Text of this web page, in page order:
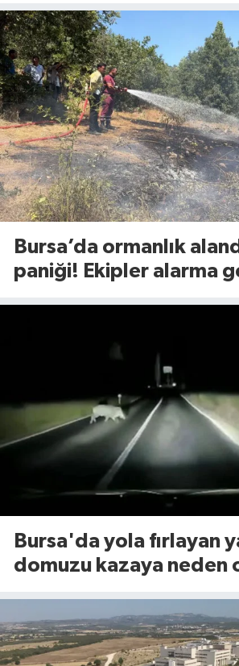
Bursa’da ormanlık
paniği! Ekipler alarma
Bursa'da yola fırlayan
domuzu kazaya neden